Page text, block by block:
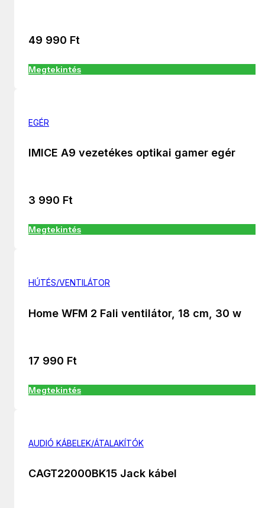
49 990 Ft
Megtekintés
EGÉR
IMICE A9 vezetékes optikai gamer egér
3 990 Ft
Megtekintés
HÚTÉS/VENTILÁTOR
Home WFM 2 Fali ventilátor, 18 cm, 30 w
17 990 Ft
Megtekintés
AUDIÓ KÁBELEK/ÁTALAKÍTÓK
CAGT22000BK15 Jack kábel